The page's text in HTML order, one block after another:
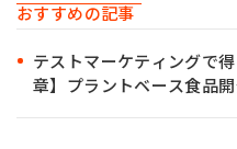
おすすめの記事
テストマーケティングで
章】プラントベース食品